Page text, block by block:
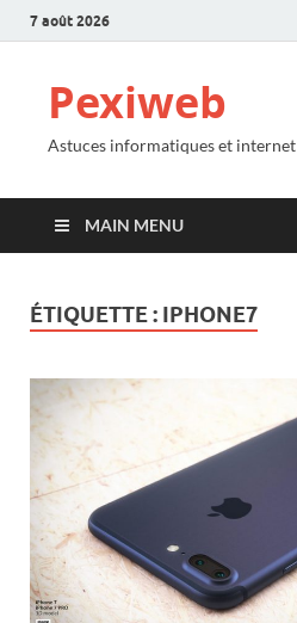
7 août 2026
Pexiweb
Astuces informatiques et internet
MAIN MENU
ÉTIQUETTE : IPHONE7